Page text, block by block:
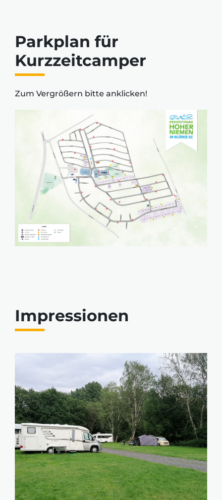
Parkplan für
Kurzzeitcamper
Zum Vergrößern bitte anklicken!
Impressionen